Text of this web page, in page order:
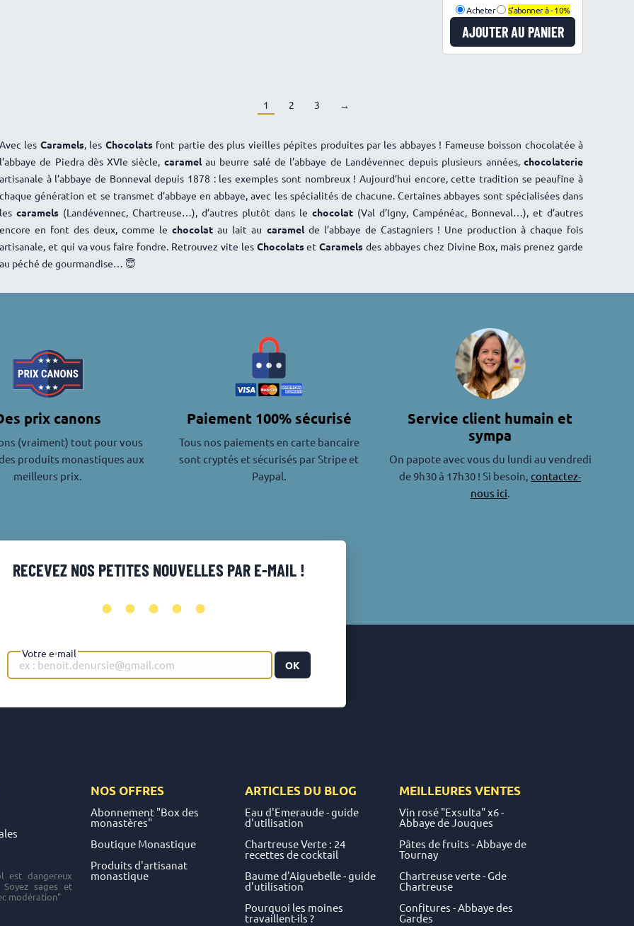
Acheter S'abonner à -10%
AJOUTER AU PANIER
1 2 3 →
Avec les Caramels, les Chocolatsfont partie des plus vieilles pépites produites par les abbayes ! Fameuse boisson chocolatée à
l’abbaye de Piedra dès XVIe siècle, caramelau beurre salé de l’abbaye de Landévennec depuis plusieurs années,chocolaterie
artisanale à l’abbaye de Bonneval depuis 1878 : les exemples sont nombreux ! Aujourd’hui encore, cette tradition se peaufine à
chaque génération et se transmet d’abbaye en abbaye, avec les spécialités de chacune. Certaines abbayes sont spécialisées dans
les caramels (Landévennec, Chartreuse…), d’autres plutôt dans le chocolat (Val d’Igny, Campénéac, Bonneval…), et d’autres
encore en font des deux, comme lechocolat au lait au caramelde l’abbaye de Castagniers ! Une production à chaque fois
artisanale, et qui va vous faire fondre. Retrouvez vite les ChocolatsetCaramels des abbayes chez Divine Box, mais prenez garde
au péché de gourmandise… 😇
prix canons
(vraiment) tout pour vous
produits monastiques aux
meilleurs prix.
Paiement 100% sécurisé
Tous nos paiements en carte bancaire
sont cryptés et sécurisés par Stripe et
Paypal.
Service client humain et
sympa
On papote avec vous du lundi au vendredi
de 9h30 à 17h30 ! Si besoin,contactez-
nous ici.
RECEVEZ NOS PETITES NOUVELLES PAR E-MAIL !
•••••
Votre e-mail
OK
est dangereux
sages et
modération"
NOS OFFRES
Abonnement "Box des
monastères"
Boutique Monastique
Produits d'artisanat
monastique
ARTICLES DU BLOG
Eau d'Emeraude - guide
d'utilisation
Chartreuse Verte : 24
recettes de cocktail
Baume d'Aiguebelle - guide
d'utilisation
Pourquoi les moines
travaillent-ils ?
MEILLEURES VENTES
Vin rosé "Exsulta" x6 -
Abbaye de Jouques
Pâtes de fruits - Abbaye de
Tournay
Chartreuse verte - Gde
Chartreuse
Confitures - Abbaye des
Gardes